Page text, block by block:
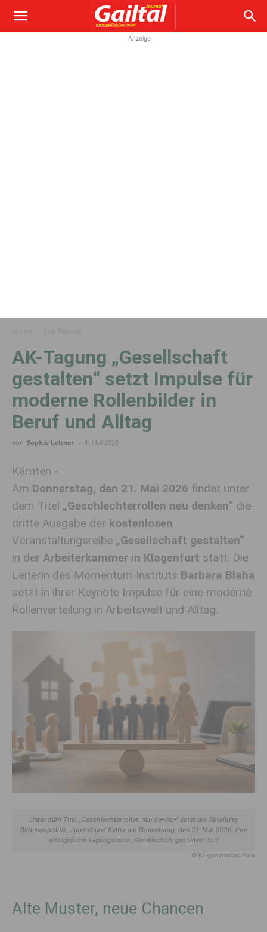
Anzeige
AK-Tagung „Gesellschaft
gestalten“ setzt Impulse für
moderne Rollenbilder in
Beruf und Alltag
von Sophie Leitner - 4. Mai 2026
Kärnten -
Am Donnerstag, den 21. Mai 2026 findet unter
dem Titel „Geschlechterrollen neu denken“ die
dritte Ausgabe der kostenlosen
Veranstaltungsreihe „Gesellschaft gestalten“
in der Arbeiterkammer in Klagenfurt statt. Die
Leiterin des Momentum Instituts Barbara Blaha
setzt in ihrer Keynote Impulse für eine moderne
Rollenverteilung in Arbeitswelt und Alltag.
Unter dem Titel „Geschlechterrollen neu denken“ setzt die Abteilung
Bildungspolitik, Jugend und Kultur am Donnerstag, den 21. Mai 2026, ihre
erfolgreiche Tagungsreihe „Gesellschaft gestalten“ fort
© KI-generiertes Foto
Alte Muster, neue Chancen